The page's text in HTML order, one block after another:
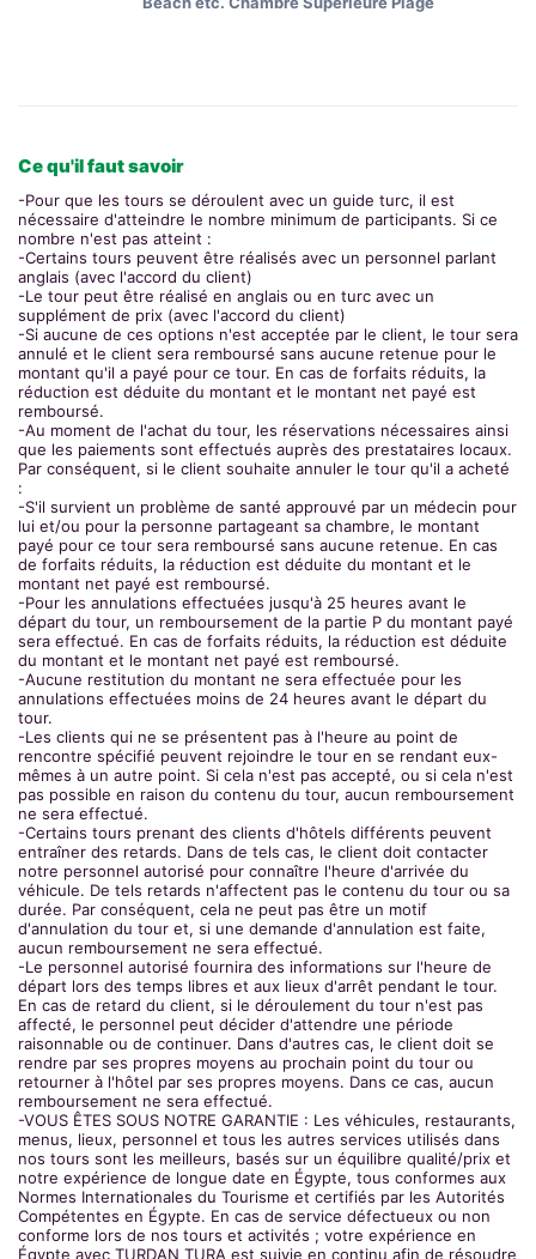
Ce qu'il faut savoir
-Pour que les tours se déroulent avec un guide turc, il est
nécessaire d'atteindre le nombre minimum de participants. Si ce
nombre n'est pas atteint :
-Certains tours peuvent être réalisés avec un personnel parlant
anglais (avec l'accord du client)
-Le tour peut être réalisé en anglais ou en turc avec un
supplément de prix (avec l'accord du client)
-Si aucune de ces options n'est acceptée par le client, le tour sera
annulé et le client sera remboursé sans aucune retenue pour le
montant qu'il a payé pour ce tour. En cas de forfaits réduits, la
réduction est déduite du montant et le montant net payé est
remboursé.
-Au moment de l'achat du tour, les réservations nécessaires ainsi
que les paiements sont effectués auprès des prestataires locaux.
Par conséquent, si le client souhaite annuler le tour qu'il a acheté
:
-S'il survient un problème de santé approuvé par un médecin pour
lui et/ou pour la personne partageant sa chambre, le montant
payé pour ce tour sera remboursé sans aucune retenue. En cas
de forfaits réduits, la réduction est déduite du montant et le
montant net payé est remboursé.
-Pour les annulations effectuées jusqu'à 25 heures avant le
départ du tour, un remboursement de la partie P du montant payé
sera effectué. En cas de forfaits réduits, la réduction est déduite
du montant et le montant net payé est remboursé.
-Aucune restitution du montant ne sera effectuée pour les
annulations effectuées moins de 24 heures avant le départ du
tour.
-Les clients qui ne se présentent pas à l'heure au point de
rencontre spécifié peuvent rejoindre le tour en se rendant eux-
mêmes à un autre point. Si cela n'est pas accepté, ou si cela n'est
pas possible en raison du contenu du tour, aucun remboursement
ne sera effectué.
-Certains tours prenant des clients d'hôtels différents peuvent
entraîner des retards. Dans de tels cas, le client doit contacter
notre personnel autorisé pour connaître l'heure d'arrivée du
véhicule. De tels retards n'affectent pas le contenu du tour ou sa
durée. Par conséquent, cela ne peut pas être un motif
d'annulation du tour et, si une demande d'annulation est faite,
aucun remboursement ne sera effectué.
-Le personnel autorisé fournira des informations sur l'heure de
départ lors des temps libres et aux lieux d'arrêt pendant le tour.
En cas de retard du client, si le déroulement du tour n'est pas
affecté, le personnel peut décider d'attendre une période
raisonnable ou de continuer. Dans d'autres cas, le client doit se
rendre par ses propres moyens au prochain point du tour ou
retourner à l'hôtel par ses propres moyens. Dans ce cas, aucun
remboursement ne sera effectué.
-VOUS ÊTES SOUS NOTRE GARANTIE : Les véhicules, restaurants,
menus, lieux, personnel et tous les autres services utilisés dans
nos tours sont les meilleurs, basés sur un équilibre qualité/prix et
notre expérience de longue date en Égypte, tous conformes aux
Normes Internationales du Tourisme et certifiés par les Autorités
Compétentes en Égypte. En cas de service défectueux ou non
conforme lors de nos tours et activités ; votre expérience en
Égypte avec TURDAN TURA est suivie en continu afin de résoudre